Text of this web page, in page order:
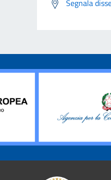
Segnala